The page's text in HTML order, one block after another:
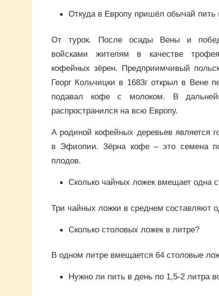
Откуда в Европу пришёл обычай пить
От турок. После осады Вены и
войсками жителям в качестве
кофейных зёрен. Предприимчивый
Георг Кольчицки в 1683г открыл в Вене
подавал кофе с молоком. В
распространился на всю Европу.
А родиной кофейных деревьев является
в Эфиопии. Зёрна кофе – это семена
плодов.
Сколько чайных ложек вмещает одна
Три чайных ложки в среднем составляют
Сколько столовых ложек в литре?
В одном литре вмещается 64 столовые
Нужно ли пить в день по 1,5-2 литра